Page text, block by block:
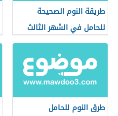
طريقة النوم الصحيحة
للحامل في الشهر الثالث
طرق النوم للحامل